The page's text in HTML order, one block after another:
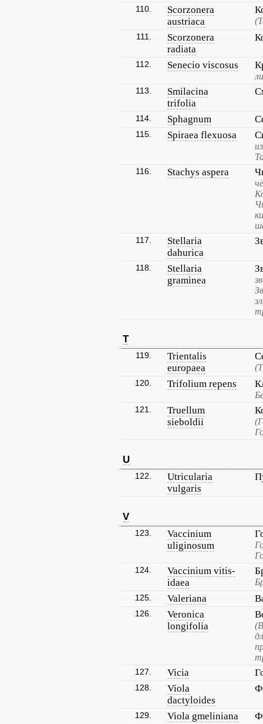
110.
Scorzonera
austriaca
111.
Scorzonera
radiata
112. Senecio viscosus
113.
Smilacina
trifolia
114. Sphagnum
115. Spiraea flexuosa
116. Stachys aspera
117.
Stellaria
dahurica
118.
Stellaria
graminea
T
119.
Trientalis
europaea
120. Trifolium repens
121.
Truellum
sieboldii
U
122.
Utricularia
vulgaris
V
123.
Vaccinium
uliginosum
124.
Vaccinium vitis-
idaea
125. Valeriana
126.
Veronica
longifolia
127. Vicia
128.
Viola
dactyloides
129. Viola gmeliniana